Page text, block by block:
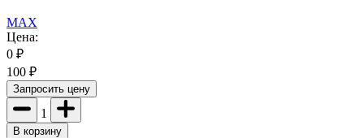
MAX
Цена:
0 ₽
100 ₽
Запросить цену
1
В корзину